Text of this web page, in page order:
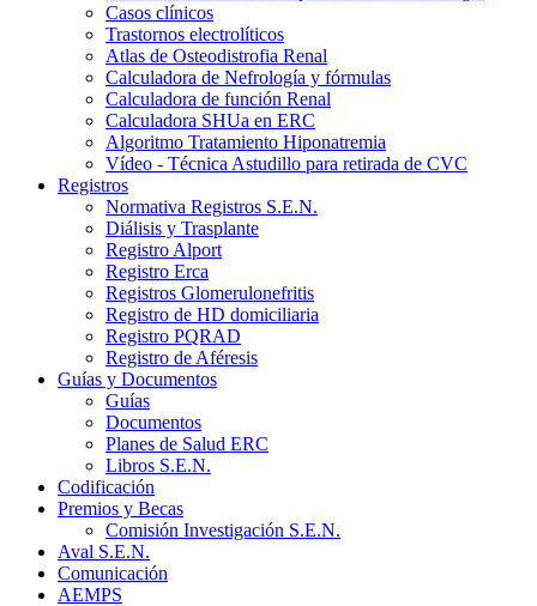
Casos clínicos
Trastornos electrolíticos
Atlas de Osteodistrofia Renal
Calculadora de Nefrología y fórmulas
Calculadora de función Renal
Calculadora SHUa en ERC
Algoritmo Tratamiento Hiponatremia
Vídeo - Técnica Astudillo para retirada de CVC
Registros
Normativa Registros S.E.N.
Diálisis y Trasplante
Registro Alport
Registro Erca
Registros Glomerulonefritis
Registro de HD domiciliaria
Registro PQRAD
Registro de Aféresis
Guías y Documentos
Guías
Documentos
Planes de Salud ERC
Libros S.E.N.
Codificación
Premios y Becas
Comisión Investigación S.E.N.
Aval S.E.N.
Comunicación
AEMPS